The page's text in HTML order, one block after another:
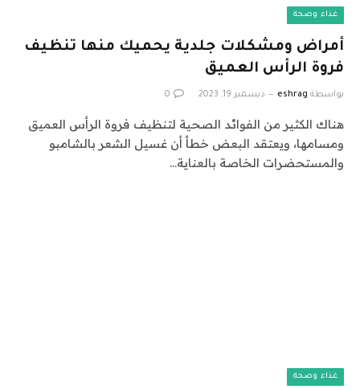
غذاء وصحة
أمراض ومشكلات جلدية يحميك منها تنظيف
فروة الرأس العميق
بواسطة eshrag ديسمبر 19, 2023 0
هناك الكثير من الفوائد الصحية لتنظيف فروة الرأس العميق
ومسامها، ويعتقد البعض خطأ أن غسيل الشعر بالشامبو
والمستحضرات الخاصة بالعناية…
غذاء وصحة